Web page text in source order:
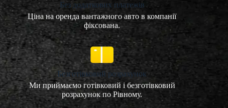
Без додаткових платежів
Ціна на оренда вантажного авто в компанії
фіксована.
Безготівковий розрахунок
Ми приймаємо готівковий і безготівковий
розрахунок по Рівному.